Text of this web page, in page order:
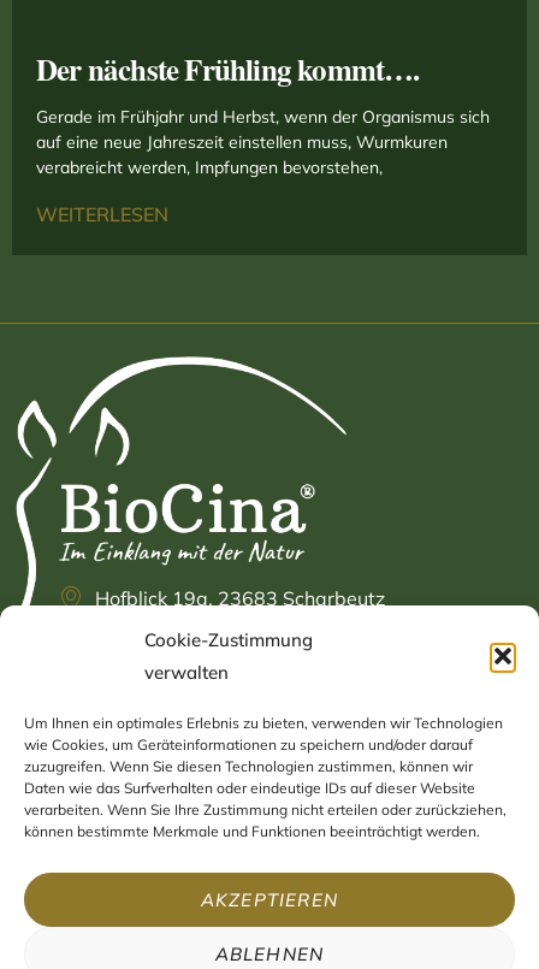
Cookie-Zustimmung
verwalten
Um Ihnen ein optimales Erlebnis zu bieten, verwenden wir Technologien
wie Cookies, um Geräteinformationen zu speichern und/oder darauf
zuzugreifen. Wenn Sie diesen Technologien zustimmen, können wir
Daten wie das Surfverhalten oder eindeutige IDs auf dieser Website
verarbeiten. Wenn Sie Ihre Zustimmung nicht erteilen oder zurückziehen,
können bestimmte Merkmale und Funktionen beeinträchtigt werden.
AKZEPTIEREN
ABLEHNEN
Der nächste Frühling kommt….
Gerade im Frühjahr und Herbst, wenn der Organismus sich
auf eine neue Jahreszeit einstellen muss, Wurmkuren
verabreicht werden, Impfungen bevorstehen,
WEITERLESEN
Hofblick 19a, 23683 Scharbeutz
+49 (0) 4503 / 89 83 925
INFORMATIONEN
Impressum
Datenschutzerklärung
AGB
NAVIGATION
Home
Shop
Blog